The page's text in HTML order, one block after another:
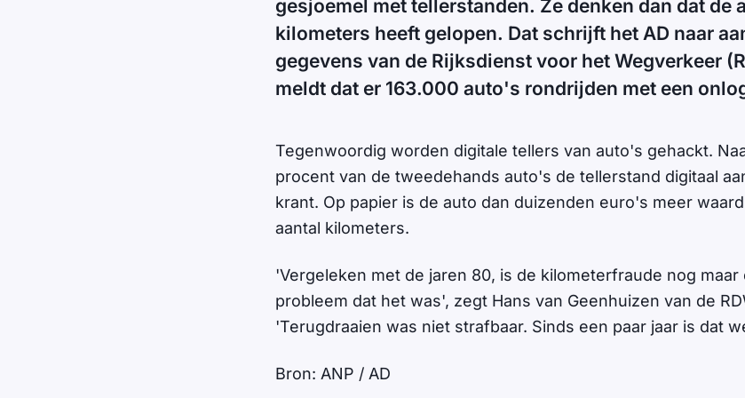
gesjoemel met tellerstanden. Ze denken dan dat de
kilometers heeft gelopen. Dat schrijft het AD naar
gegevens van de Rijksdienst voor het Wegverkeer
meldt dat er 163.000 auto's rondrijden met een
Tegenwoordig worden digitale tellers van auto's gehackt.
procent van de tweedehands auto's de tellerstand digitaal
krant. Op papier is de auto dan duizenden euro's meer
aantal kilometers.
'Vergeleken met de jaren 80, is de kilometerfraude nog
probleem dat het was', zegt Hans van Geenhuizen van de
'Terugdraaien was niet strafbaar. Sinds een paar jaar is dat
Bron: ANP / AD